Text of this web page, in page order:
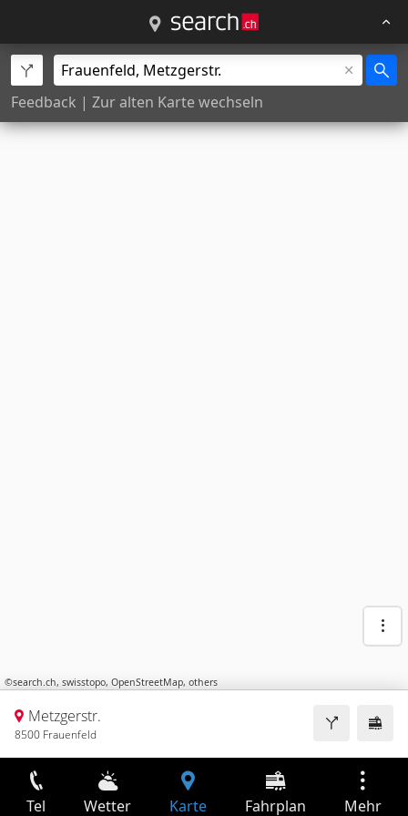
Feedback | Zur alten Karte wechseln
©search.ch, swisstopo, OpenStreetMap, others
Metzgerstr.
8500 Frauenfeld
Tel Wetter Karte Fahrplan Mehr